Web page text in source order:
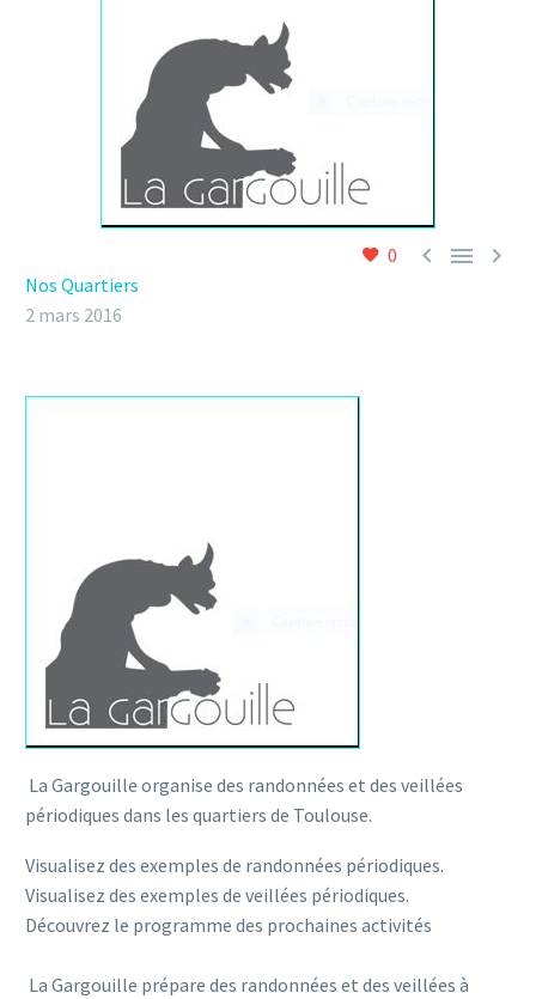
0   
Nos Quartiers
2 mars 2016
La Gargouille organise des randonnées et des veillées
périodiques dans les quartiers de Toulouse.
Visualisez des exemples de randonnées périodiques.
Visualisez des exemples de veillées périodiques.
Découvrez le programme des prochaines activités
La Gargouille prépare des randonnées et des veillées à